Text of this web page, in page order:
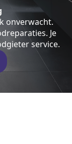
onverwacht.
Je
service.